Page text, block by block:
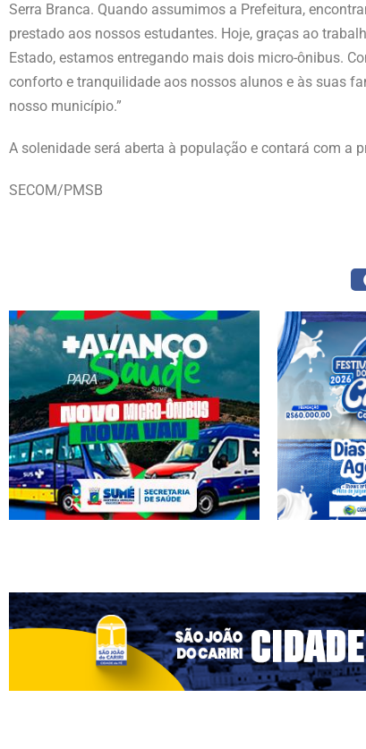
Serra Branca. Quando assumimos a Prefeitura,
prestado aos nossos estudantes. Hoje, graças ao
Estado, estamos entregando mais dois micro-ônibus.
conforto e tranquilidade aos nossos alunos e às suas
nosso município.”
A solenidade será aberta à população e contará com a
SECOM/PMSB